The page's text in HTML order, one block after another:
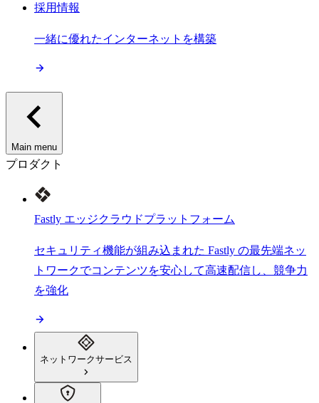
採用情報
一緒に優れたインターネットを構築
Main menu
プロダクト
Fastly エッジクラウドプラットフォーム
セキュリティ機能が組み込まれた Fastly の最先端ネッ
トワークでコンテンツを安心して高速配信し、競争力
を強化
ネットワークサービス